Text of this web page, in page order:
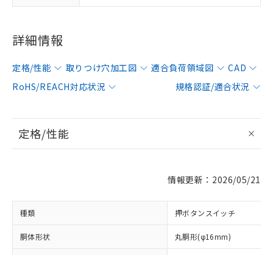
詳細情報
定格/性能 取りつけ穴加工図 適合負荷領域図
CAD
RoHS/REACH対応状況
規格認証/適合状況
定格/性能
情報更新：2026/05/21
種類 押ボタンスイッチ
胴体形状 丸胴形(φ16mm)